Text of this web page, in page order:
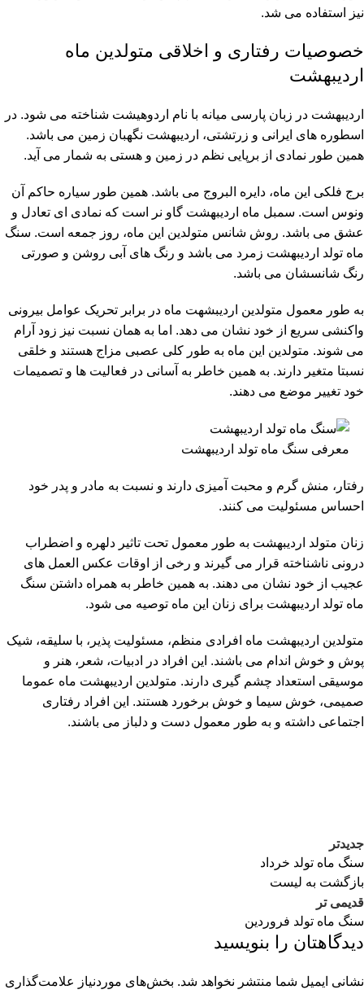
نیز استفاده می شد.
خصوصیات رفتاری و اخلاقی متولدین ماه
اردیبهشت
اردیبهشت در زبان پارسی میانه با نام اردوهیشت شناخته می شود. در
اسطوره های ایرانی و زرتشتی، اردیبهشت نگهبان زمین می باشد.
همین طور نمادی از برپایی نظم در زمین و هستی به شمار می آید.
برج فلکی این ماه، دایره البروج می باشد. همین طور سیاره حاکم آن
ونوس است. سمبل ماه اردیبهشت گاو نر است که نمادی ای تعادل و
عشق می باشد. روش شانس متولدین این ماه، روز جمعه است. سنگ
ماه تولد اردیبهشت زمرد می باشد و رنگ های آبی روشن و صورتی
رنگ شانسشان می باشد.
به طور معمول متولدین اردیبشهت ماه در برابر تحریک عوامل بیرونی
واکنشی سریع از خود نشان می دهد. اما به همان نسبت نیز زود آرام
می شوند. متولدین این ماه به طور کلی عصبی مزاج هستند و خلقی
نسبتا متغیر دارند. به همین خاطر به آسانی در فعالیت ها و تصمیمات
خود تغییر موضع می دهند.
معرفی سنگ ماه تولد اردیبهشت
رفتار، منش گرم و محبت آمیزی دارند و نسبت به مادر و پدر خود
احساس مسئولیت می کنند.
زنان متولد اردیبهشت به طور معمول تحت تاثیر دلهره و اضطراب
درونی ناشناخته قرار می گیرند و رخی از اوقات عکس العمل های
عجیب از خود نشان می دهند. به همین خاطر به همراه داشتن سنگ
ماه تولد اردیبهشت برای زنان این ماه توصیه می شود.
متولدین اردیبهشت ماه افرادی منظم، مسئولیت پذیر، با سلیقه، شیک
پوش و خوش اندام می باشند. این افراد در ادبیات، شعر، هنر و
موسیقی استعداد چشم گیری دارند. متولدین اردیبهشت ماه عموما
صمیمی، خوش سیما و خوش برخورد هستند. این افراد رفتاری
اجتماعی داشته و به طور معمول دست و دلباز می باشند.
جدیدتر
سنگ ماه تولد خرداد
بازگشت به لیست
قدیمی تر
سنگ ماه تولد فروردین
دیدگاهتان را بنویسید
نشانی ایمیل شما منتشر نخواهد شد. بخش‌های موردنیاز علامت‌گذاری